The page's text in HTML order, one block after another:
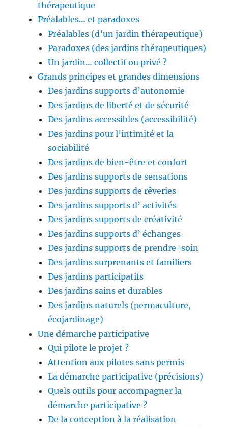
thérapeutique
Préalables… et paradoxes
Préalables (d’un jardin thérapeutique)
Paradoxes (des jardins thérapeutiques)
Un jardin… collectif ou privé ?
Grands principes et grandes dimensions
Des jardins supports d’autonomie
Des jardins de liberté et de sécurité
Des jardins accessibles (accessibilité)
Des jardins pour l’intimité et la
sociabilité
Des jardins de bien-être et confort
Des jardins supports de sensations
Des jardins supports de rêveries
Des jardins supports d’ activités
Des jardins supports de créativité
Des jardins supports d’ échanges
Des jardins supports de prendre-soin
Des jardins surprenants et familiers
Des jardins participatifs
Des jardins sains et durables
Des jardins naturels (permaculture,
écojardinage)
Une démarche participative
Qui pilote le projet ?
Attention aux pilotes sans permis
La démarche participative (précisions)
Quels outils pour accompagner la
démarche participative ?
De la conception à la réalisation